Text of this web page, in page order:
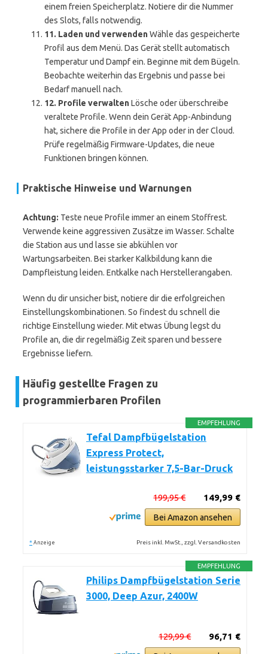
einem freien Speicherplatz. Notiere dir die Nummer
des Slots, falls notwendig.
11. Laden und verwendenWähle das gespeicherte
Profil aus dem Menü. Das Gerät stellt automatisch
Temperatur und Dampf ein. Beginne mit dem Bügeln.
Beobachte weiterhin das Ergebnis und passe bei
Bedarf manuell nach.
12. Profile verwaltenLösche oder überschreibe
veraltete Profile. Wenn dein Gerät App-Anbindung
hat, sichere die Profile in der App oder in der Cloud.
Prüfe regelmäßig Firmware-Updates, die neue
Funktionen bringen können.
Praktische Hinweise und Warnungen
Achtung: Teste neue Profile immer an einem Stoffrest.
Verwende keine aggressiven Zusätze im Wasser. Schalte
die Station aus und lasse sie abkühlen vor
Wartungsarbeiten. Bei starker Kalkbildung kann die
Dampfleistung leiden. Entkalke nach Herstellerangaben.
Wenn du dir unsicher bist, notiere dir die erfolgreichen
Einstellungskombinationen. So findest du schnell die
richtige Einstellung wieder. Mit etwas Übung legst du
Profile an, die dir regelmäßig Zeit sparen und bessere
Ergebnisse liefern.
Häufig gestellte Fragen zu
programmierbaren Profilen
EMPFEHLUNG
Tefal Dampfbügelstation
Express Protect,
leistungsstarker 7,5-Bar-Druck
149,99 €
199,95 €
Bei Amazon ansehen
* Anzeige Preis inkl. MwSt., zzgl. Versandkosten
EMPFEHLUNG
Philips Dampfbügelstation Serie
3000, Deep Azur, 2400W
96,71 €
129,99 €